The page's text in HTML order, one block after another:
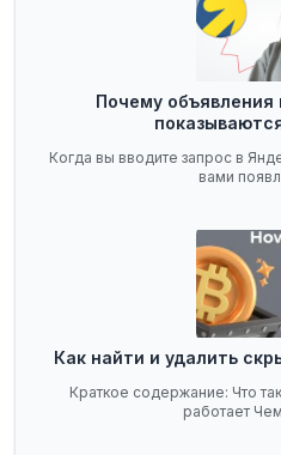
Почему объявления
Когда вы вводите запрос в
вами
Как найти и удалить
Краткое содержание: Что
работает